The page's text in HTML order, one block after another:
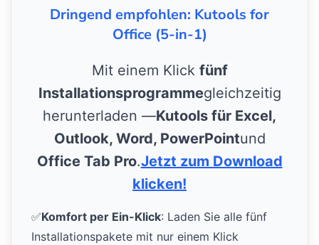
Dringend empfohlen: Kutools for
Office (5-in-1)
Mit einem Klick fünf
Installationsprogrammegleichzeitig
herunterladen —Kutools für Excel,
Outlook, Word, PowerPointund
Office Tab Pro.Jetzt zum Download
klicken!
✅Komfort per Ein-Klick: Laden Sie alle fünf
Installationspakete mit nur einem Klick